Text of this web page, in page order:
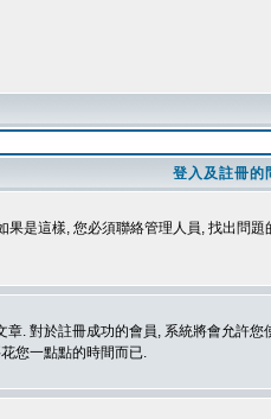
登入及註冊的
是這樣, 您必須聯絡管理人員, 找出
. 對於註冊成功的會員, 系統將會允許
您一點點的時間而已.